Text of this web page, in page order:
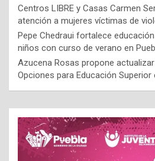
Centros LIBRE y Casas Carmen
atención a mujeres víctimas de
Pepe Chedraui fortalece
niños con curso de verano en
Azucena Rosas propone
Opciones para Educación Superior